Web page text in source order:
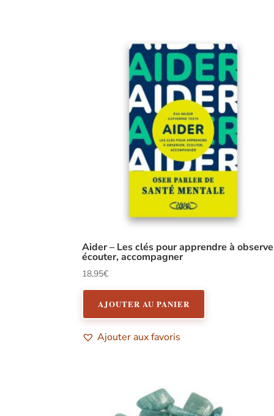
Aider – Les clés pour apprendre à
écouter, accompagner
18,95€
AJOUTER AU PANIER
Ajouter aux favoris